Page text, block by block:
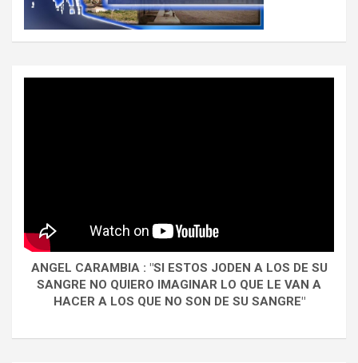
ANGEL CARAMBIA : "SI ESTOS JODEN A LOS DE SU
SANGRE NO QUIERO IMAGINAR LO QUE LE VAN A
HACER A LOS QUE NO SON DE SU SANGRE"